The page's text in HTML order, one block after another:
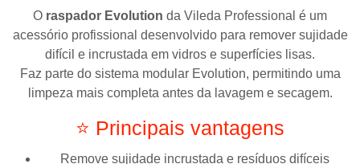
O raspador Evolution da Vileda Professional é um
acessório profissional desenvolvido para remover sujidade
difícil e incrustada em vidros e superfícies lisas.
Faz parte do sistema modular Evolution, permitindo uma
limpeza mais completa antes da lavagem e secagem.
⭐ Principais vantagens
Remove sujidade incrustada e resíduos difíceis